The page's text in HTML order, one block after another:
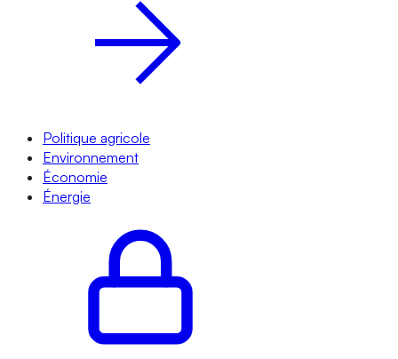
Politique agricole
Environnement
Économie
Énergie